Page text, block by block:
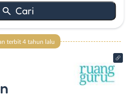
terbit 4 tahun lalu